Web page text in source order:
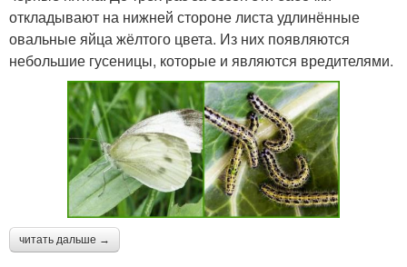
откладывают на нижней стороне листа удлинённые
овальные яйца жёлтого цвета. Из них появляются
небольшие гусеницы, которые и являются вредителями.
читать дальше →